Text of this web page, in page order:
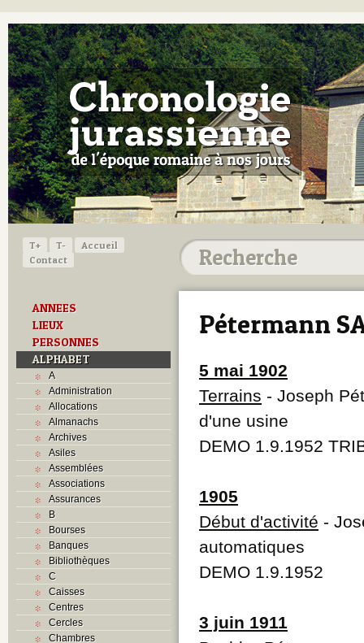
T+ T-
Accueil
Contact
ANNEES
LIEUX
PERSONNES
ALPHABET
A
Administration
Allocations
Almanachs
Archives
Asiles
Assemblées
Associations
Assurances
B
Bourses
Banques
Bibliothèques
C
Caisses
Centres
Cercles
Chambres
Pétermann
5 mai 1902
Terrains - Joseph
d'une usine
DEMO 1.9.1952
1905
Début d'activité -
automatiques
DEMO 1.9.1952
3 juin 1911